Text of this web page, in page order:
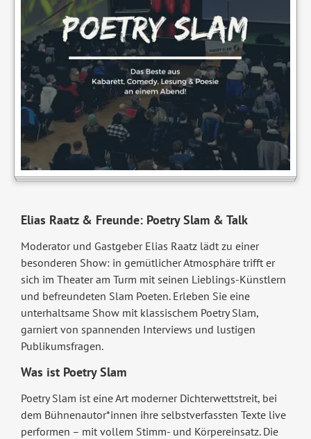
Elias Raatz & Freunde: Poetry Slam & Talk
Moderator und Gastgeber Elias Raatz lädt zu einer
besonderen Show: in gemütlicher Atmosphäre trifft er
sich im Theater am Turm mit seinen Lieblings-Künstlern
und befreundeten Slam Poeten. Erleben Sie eine
unterhaltsame Show mit klassischem Poetry Slam,
garniert von spannenden Interviews und lustigen
Publikumsfragen.
Was ist Poetry Slam
Poetry Slam ist eine Art moderner Dichterwettstreit, bei
dem Bühnenautor*innen ihre selbstverfassten Texte live
performen – mit vollem Stimm- und Körpereinsatz. Die